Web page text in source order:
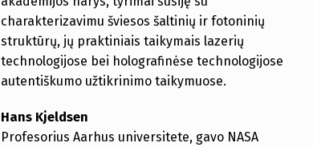
charakterizavimu šviesos šaltinių ir fotoninių
struktūrų, jų praktiniais taikymais lazerių
technologijose bei holografinėse technologijose
autentiškumo užtikrinimo taikymuose.
Hans Kjeldsen
Profesorius Aarhus universitete, gavo NASA